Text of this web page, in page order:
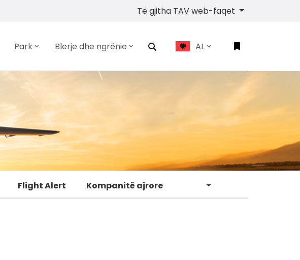
Të gjitha TAV web-faqet
Park Blerje dhe ngrënie AL
Flight Alert Kompanitë ajrore